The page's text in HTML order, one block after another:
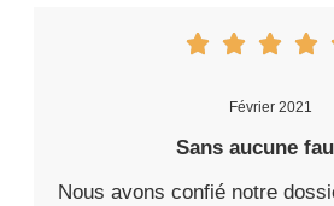
Février 2021
Sans aucune
Nous avons confié notre